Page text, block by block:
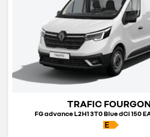
TRAFIC
FG advance L2H1 3T0 Blue dCi 150